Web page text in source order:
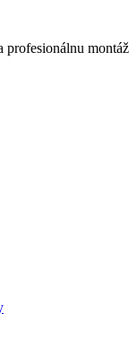
profesionálnu montáž